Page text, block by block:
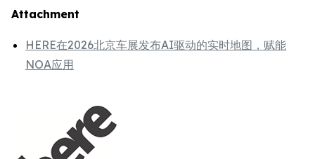
Attachment
HERE在2026北京车展发布AI驱动的实时地图，赋能
NOA应用